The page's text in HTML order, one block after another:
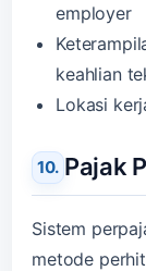
employer
keahlian
Lokasi
Pajak
Sistem
metode